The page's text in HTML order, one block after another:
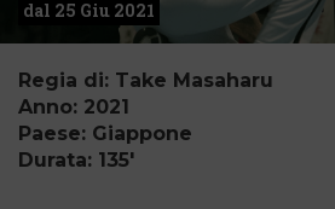
dal 25 Giu 2021
Regia di: Take Masaharu
Anno: 2021
Paese: Giappone
Durata: 135'